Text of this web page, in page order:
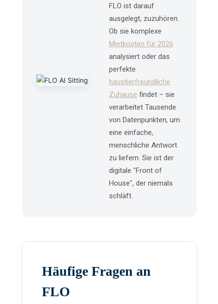
FLO ist darauf
ausgelegt, zuzuhören.
Ob sie komplexe
Mietkosten für 2026
analysiert oder das
perfekte
haustierfreundliche
Zuhause findet – sie
verarbeitet Tausende
von Datenpunkten, um
eine einfache,
menschliche Antwort
zu liefern. Sie ist der
digitale "Front of
House", der niemals
schläft.
Häufige Fragen an
FLO